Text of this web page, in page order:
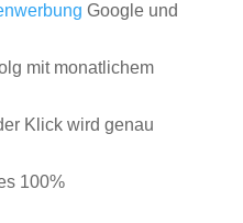
Google und
mit monatlichem
Klick wird genau
100%